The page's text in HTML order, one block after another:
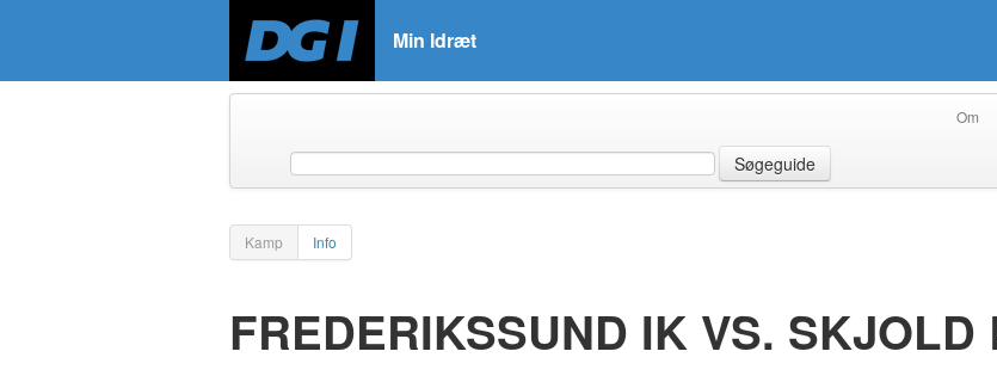
Min Idræt
Om
Søgeguide
Kamp Info
FREDERIKSSUND IK VS.